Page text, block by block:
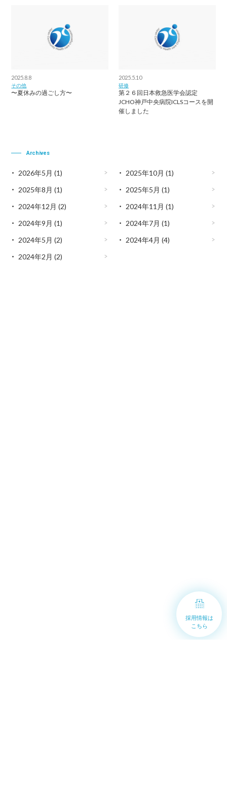
2025.8.8
その他
〜夏休みの過ごし方〜
2025.5.10
研修
第２６回日本救急医学会認定
JCHO神戸中央病院ICLSコースを開
催しました
Archives
2026年5月 (1) 2025年10月 (1)
2025年8月 (1) 2025年5月 (1)
2024年12月 (2) 2024年11月 (1)
2024年9月 (1) 2024年7月 (1)
2024年5月 (2) 2024年4月 (4)
2024年2月 (2)
採用情報は
こちら